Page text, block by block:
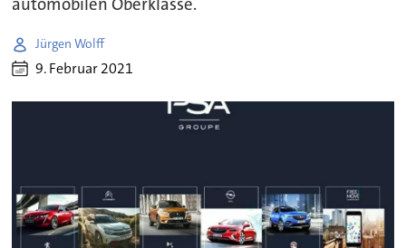
Jürgen Wolff
9. Februar 2021